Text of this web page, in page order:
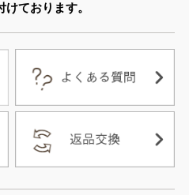
ております。